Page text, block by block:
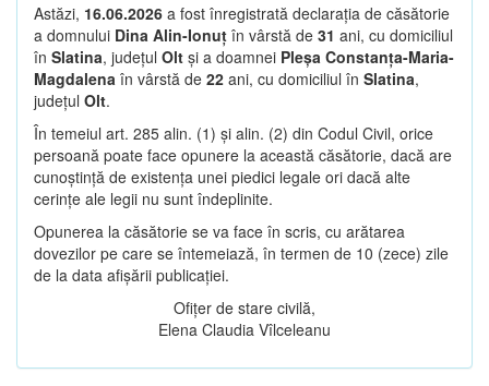
Astăzi, 16.06.2026 a fost înregistrată declarația de căsătorie
a domnului Dina Alin-Ionuț în vârstă de 31 ani, cu domiciliul
în Slatina, județul Olt și a doamnei Pleșa Constanța-Maria-
Magdalena în vârstă de 22 ani, cu domiciliul în Slatina,
județul Olt.
În temeiul art. 285 alin. (1) și alin. (2) din Codul Civil, orice
persoană poate face opunere la această căsătorie, dacă are
cunoștință de existența unei piedici legale ori dacă alte
cerințe ale legii nu sunt îndeplinite.
Opunerea la căsătorie se va face în scris, cu arătarea
dovezilor pe care se întemeiază, în termen de 10 (zece) zile
de la data afișării publicației.
Ofițer de stare civilă,
Elena Claudia Vîlceleanu